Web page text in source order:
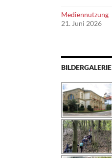
Mediennutzung
21. Juni 2026
BILDERGALERIE